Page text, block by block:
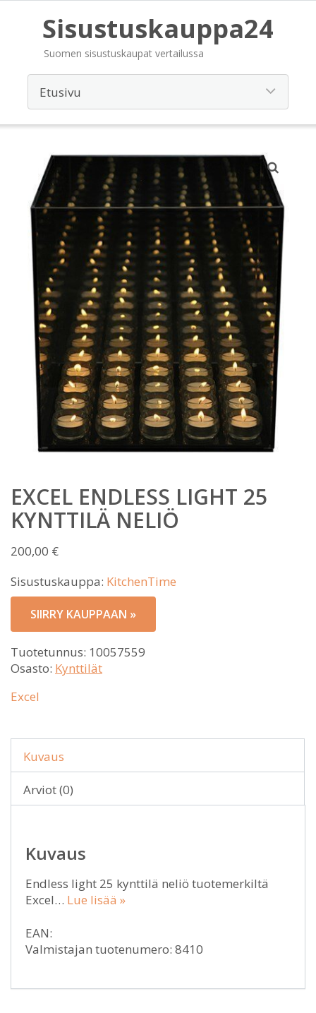
Sisustuskauppa24
Suomen sisustuskaupat vertailussa
EXCEL ENDLESS LIGHT 25
KYNTTILÄ NELIÖ
200,00 €
Sisustuskauppa: KitchenTime
SIIRRY KAUPPAAN »
Tuotetunnus: 10057559
Osasto: Kynttilät
Excel
Kuvaus
Arviot (0)
Kuvaus
Endless light 25 kynttilä neliö tuotemerkiltä
Excel… Lue lisää »
EAN:
Valmistajan tuotenumero: 8410